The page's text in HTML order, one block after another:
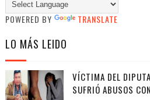
POWERED BY TRANSLATE
LO MÁS LEIDO
VÍCTIMA DEL
SUFRIÓ ABUSOS